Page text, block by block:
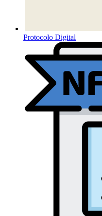
Protocolo Digital